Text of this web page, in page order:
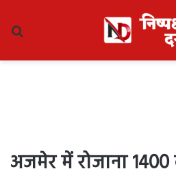
अजमेर में रोजाना